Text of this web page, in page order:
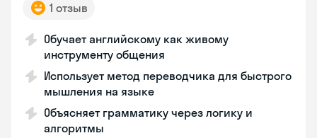
1 отзыв
Обучает английскому как живому
инструменту общения
Использует метод переводчика для быстрого
мышления на языке
Объясняет грамматику через логику и
алгоритмы